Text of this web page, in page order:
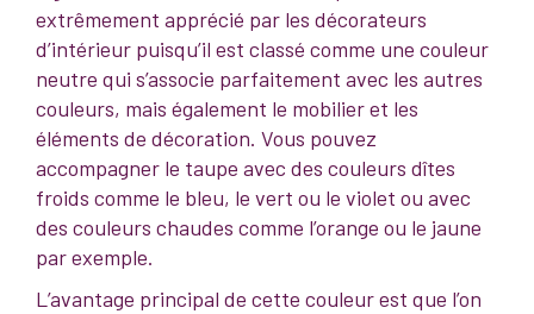
extrêmement apprécié par les décorateurs
d’intérieur puisqu’il est classé comme une couleur
neutre qui s’associe parfaitement avec les autres
couleurs, mais également le mobilier et les
éléments de décoration. Vous pouvez
accompagner le taupe avec des couleurs dîtes
froids comme le bleu, le vert ou le violet ou avec
des couleurs chaudes comme l’orange ou le jaune
par exemple.
L’avantage principal de cette couleur est que l’on